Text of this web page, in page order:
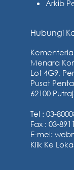
Arkib
Hubungi
Menara
Lot 4G9,
Pusat
62100
Tel : 03-
Fax : 03-
E-mel:
Klik Ke